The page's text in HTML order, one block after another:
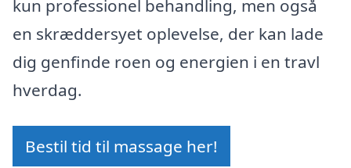
kun professionel behandling, men også
en skræddersyet oplevelse, der kan lade
dig genfinde roen og energien i en travl
hverdag.
Bestil tid til massage her!